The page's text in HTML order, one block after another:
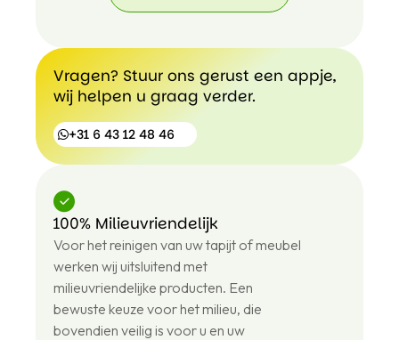
reviews
Vragen? Stuur ons gerust een appje,
wij helpen u graag verder.
+31 6 43 12 48 46
+31
6
43
12
48
46
100% Milieuvriendelijk
Voor het reinigen van uw tapijt of meubel
werken wij uitsluitend met
milieuvriendelijke producten. Een
bewuste keuze voor het milieu, die
bovendien veilig is voor u en uw